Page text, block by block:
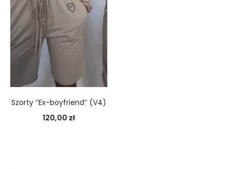
Szorty ‘’Ex-boyfriend’’ (V4)
120,00 zł